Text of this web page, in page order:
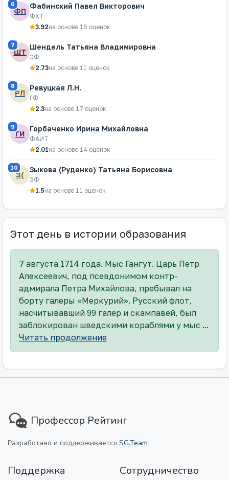
ФП
6 Фабинский Павел Викторович
ФХТ
3.92на основе 16 оценок
ШТ
7 Шендель Татьяна Владимировна
ЭФ
2.73на основе 11 оценок
РЛ
8 Ревуцкая Л.Н.
ГФ
2.3на основе 17 оценок
ГИ
9 Горбаченко Ирина Михайловна
ФАИТ
2.01на основе 14 оценок
З(
10 Зыкова (Руденко) Татьяна Борисовна
ЭФ
1.5на основе 11 оценок
Этот день в истории образования
7 августа 1714 года. Мыс Гангут. Царь Петр
Алексеевич, под псевдонимом контр-
адмирала Петра Михайлова, пребывал на
борту галеры «Меркурий». Русский флот,
насчитывавший 99 галер и скампавей, был
заблокирован шведскими кораблями у мыс ...
Читать продолжение
Профессор Рейтинг
Разработано и поддерживается SG.Team
Поддержка Сотрудничество